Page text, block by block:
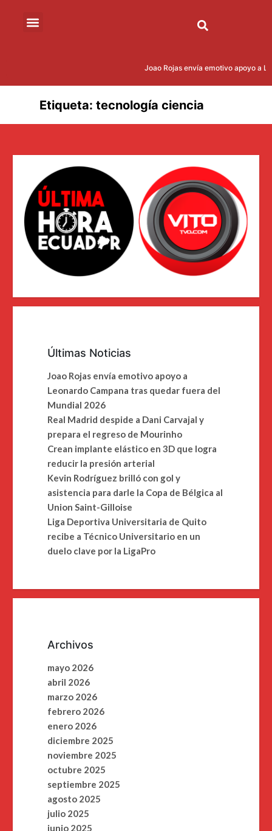
Joao Rojas envía emotivo apoyo a
Etiqueta: tecnología ciencia
Últimas Noticias
Joao Rojas envía emotivo apoyo a
Leonardo Campana tras quedar fuera del
Mundial 2026
Real Madrid despide a Dani Carvajal y
prepara el regreso de Mourinho
Crean implante elástico en 3D que logra
reducir la presión arterial
Kevin Rodríguez brilló con gol y
asistencia para darle la Copa de Bélgica al
Union Saint-Gilloise
Liga Deportiva Universitaria de Quito
recibe a Técnico Universitario en un
duelo clave por la LigaPro
Archivos
mayo 2026
abril 2026
marzo 2026
febrero 2026
enero 2026
diciembre 2025
noviembre 2025
octubre 2025
septiembre 2025
agosto 2025
julio 2025
junio 2025